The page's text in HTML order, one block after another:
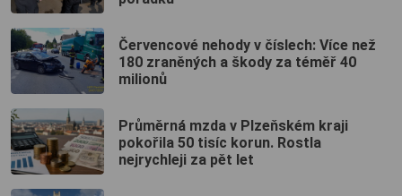
Červencové nehody v číslech: Více než
180 zraněných a škody za téměř 40
milionů
Průměrná mzda v Plzeňském kraji
pokořila 50 tisíc korun. Rostla
nejrychleji za pět let